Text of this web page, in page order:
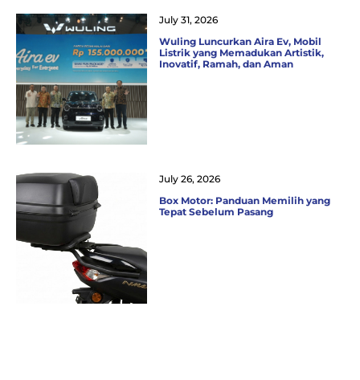
Wuling Luncurkan Aira Ev, Mobil
Listrik yang Memadukan Artistik,
Inovatif, Ramah, dan Aman
July 31, 2026
Box Motor: Panduan Memilih yang
Tepat Sebelum Pasang
July 26, 2026